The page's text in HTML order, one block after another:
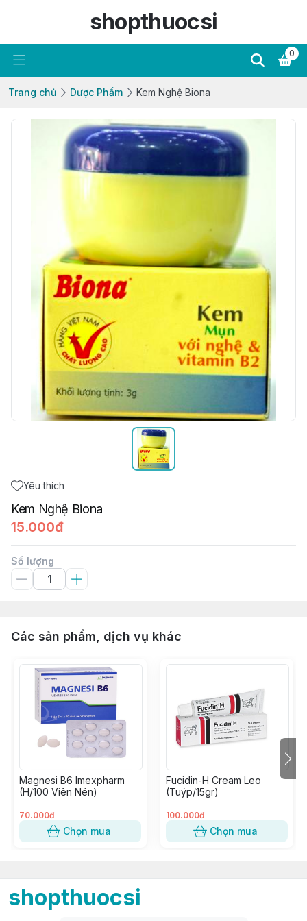
shopthuocsi
0
Trang chủ Dược Phẩm Kem Nghệ Biona
Yêu thích
Kem Nghệ Biona
15.000đ
Số lượng
Các sản phẩm, dịch vụ khác
Magnesi B6 Imexpharm
(H/100 Viên Nén)
70.000đ
Chọn mua
Fucidin-H Cream Leo
(Tuýp/15gr)
100.000đ
Chọn mua
shopthuocsi